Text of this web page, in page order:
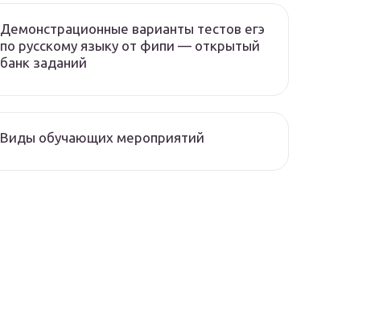
Демонстрационные варианты тестов егэ
по русскому языку от фипи — открытый
банк заданий
Виды обучающих мероприятий